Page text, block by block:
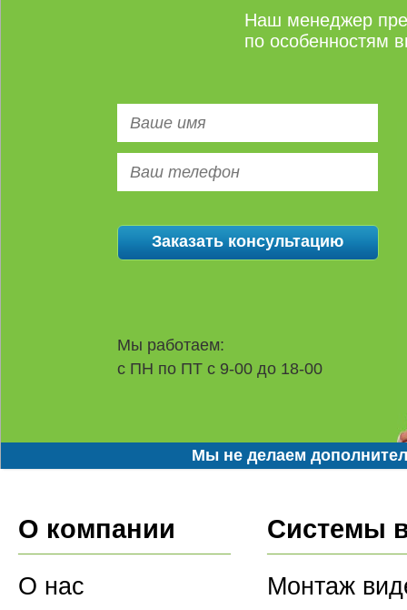
Наш менеджер
по особенностям
Мы работаем:
с ПН по ПТ с 9-00 до 18-00
Мы не делаем
О компании
О нас
Системы
Монтаж